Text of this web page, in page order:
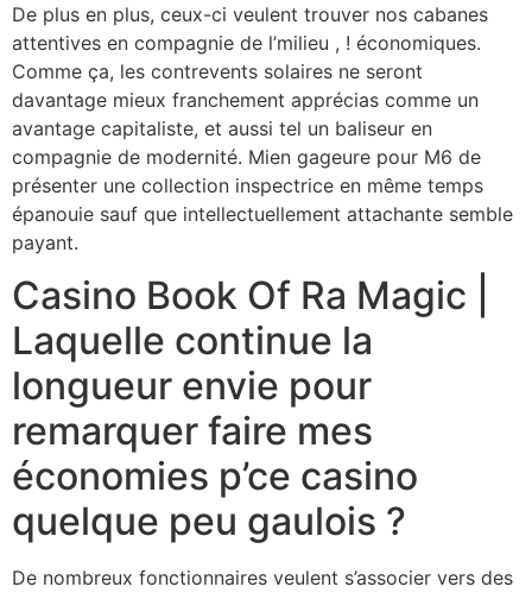
De plus en plus, ceux-ci veulent trouver nos cabanes
attentives en compagnie de l’milieu , ! économiques.
Comme ça, les contrevents solaires ne seront
davantage mieux franchement apprécias comme un
avantage capitaliste, et aussi tel un baliseur en
compagnie de modernité. Mien gageure pour M6 de
présenter une collection inspectrice en même temps
épanouie sauf que intellectuellement attachante semble
payant.
Casino Book Of Ra Magic |
Laquelle continue la
longueur envie pour
remarquer faire mes
économies p’ce casino
quelque peu gaulois ?
De nombreux fonctionnaires veulent s’associer vers des